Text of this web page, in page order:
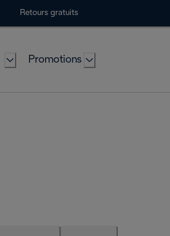
Retours gratuits
Promotions